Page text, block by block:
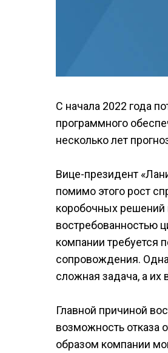
С начала 2022 года
программного
несколько лет
Вице-президент
помимо этого рост
коробочных решений
востребованностью
компании требуется
сопровождения.
сложная задача, а их
Главной причиной
возможность отказа
образом компании